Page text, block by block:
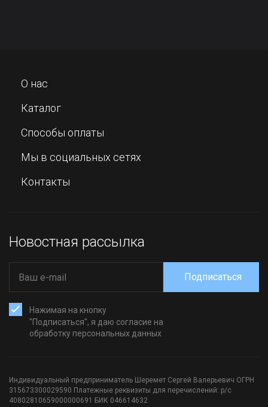
О нас
Каталог
Способы оплаты
Мы в социальных сетях
Контакты
Новостная рассылка
Нажимая на кнопку
"Подписаться", я даю согласие на
обработку персональных данных
Подписаться
Индивидуальный предприниматель Шеремет Сергей Валерьевич ОГРН
315673300029590 Платежные реквизиты для перечислений: р/с
40802810659000000691 БИК 046614632